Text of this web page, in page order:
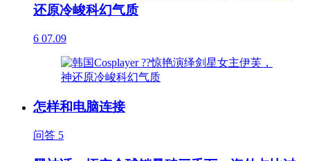
还原冷峻科幻气质
6 07.09
怎样和电脑连接
问答 5